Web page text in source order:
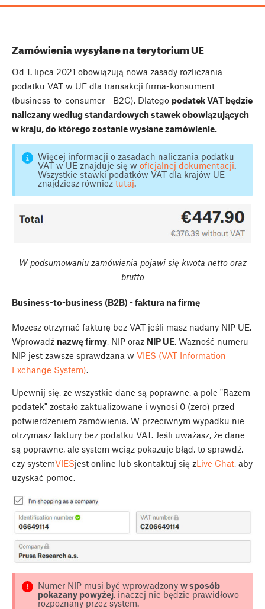
Zamówienia wysyłane na terytorium UE
Od 1. lipca 2021 obowiązują nowa zasady rozliczania
podatku VAT w UE dla transakcji firma-konsument
(business-to-consumer - B2C). Dlatego podatek VAT będzie
naliczany według standardowych stawek obowiązujących
w kraju, do którego zostanie wysłane zamówienie.
Więcej informacji o zasadach naliczania podatku
VAT w UE znajduje się w oficjalnej dokumentacji.
Wszystkie stawki podatków VAT dla krajów UE
znajdziesz również tutaj.
W podsumowaniu zamówienia pojawi się kwota netto oraz
brutto
Business-to-business (B2B) - faktura na firmę
Możesz otrzymać fakturę bez VAT jeśli masz nadany NIP UE.
Wprowadź nazwę firmy, NIP oraz NIP UE. Ważność numeru
NIP jest zawsze sprawdzana w VIES (VAT Information
Exchange System).
Upewnij się, że wszystkie dane są poprawne, a pole "Razem
podatek" zostało zaktualizowane i wynosi 0 (zero) przed
potwierdzeniem zamówienia. W przeciwnym wypadku nie
otrzymasz faktury bez podatku VAT. Jeśli uważasz, że dane
są poprawne, ale system wciąż pokazuje błąd, to sprawdź,
czy systemVIESjest online lub skontaktuj się zLive Chat, aby
uzyskać pomoc.
Numer NIP musi być wprowadzony w sposób
pokazany powyżej, inaczej nie będzie prawidłowo
rozpoznany przez system.